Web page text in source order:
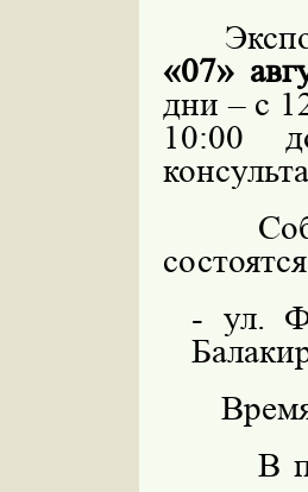
«07»
дни – с
10:00
- ул.
В